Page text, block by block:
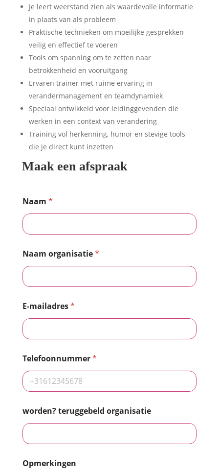
Je leert weerstand zien als waardevolle informatie
in plaats van als probleem
Praktische technieken om moeilijke gesprekken
veilig en effectief te voeren
Tools om spanning om te zetten naar
betrokkenheid en vooruitgang
Ervaren trainer met ruime ervaring in
verandermanagement en teamdynamiek
Speciaal ontwikkeld voor leidinggevenden die
werken in een context van verandering
Training vol herkenning, humor en stevige tools
die je direct kunt inzetten
Maak een afspraak
Naam *
Naam organisatie*
E-mailadres*
Telefoonnummer*
worden? teruggebeld organisatie
Opmerkingen